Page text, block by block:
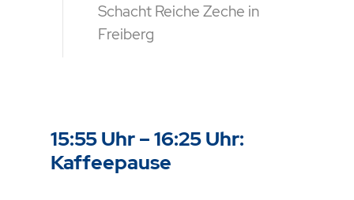
Schacht Reiche Zeche in
Freiberg
15:55 Uhr – 16:25 Uhr:
Kaffeepause